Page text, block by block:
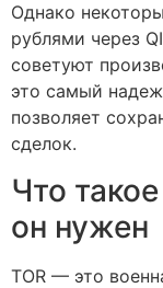
Однако
рублями через
советуют
это самый
позволяет
сделок.
Что
он нужен
TOR — это